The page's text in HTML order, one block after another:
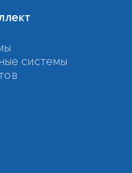
системы